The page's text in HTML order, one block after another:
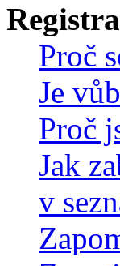
Proč
Je
Proč
Jak
v